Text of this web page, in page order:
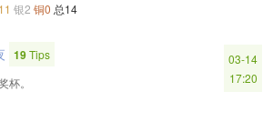
银2 铜0 总14
19Tips
杯。
03-14
17:20